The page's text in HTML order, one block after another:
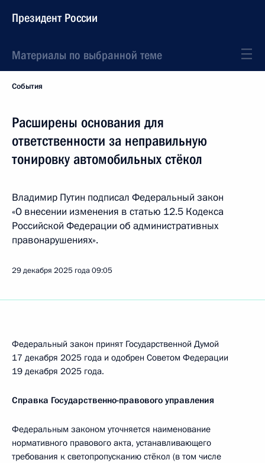
Президент России
Материалы по выбранной теме
События
Расширены основания для
ответственности за неправильную
тонировку автомобильных стёкол
Владимир Путин подписал Федеральный закон
«О внесении изменения в статью 12.5 Кодекса
Российской Федерации об административных
правонарушениях».
29 декабря 2025 года09:05
Федеральный закон принят Государственной Думой
17 декабря 2025 года и одобрен Советом Федерации
19 декабря 2025 года.
Справка Государственно-правового управления
Федеральным законом уточняется наименование
нормативного правового акта, устанавливающего
требования к светопропусканию стёкол (в том числе